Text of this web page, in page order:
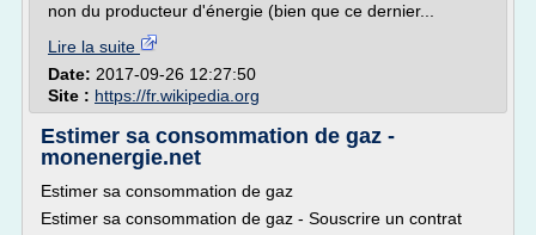
non du producteur d'énergie (bien que ce dernier...
Lire la suite
Date: 2017-09-26 12:27:50
Site : https://fr.wikipedia.org
Estimer sa consommation de gaz -
monenergie.net
Estimer sa consommation de gaz
Estimer sa consommation de gaz - Souscrire un contrat